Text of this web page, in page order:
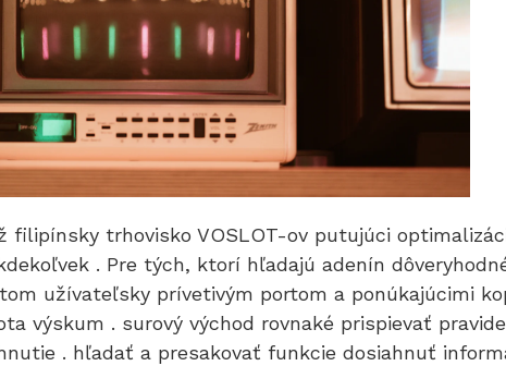
filipínsky trhovisko VOSLOT-ov putujúci
. Pre tých, ktorí hľadajú adenín
užívateľsky prívetivým portom a ponúkajúcimi
výskum . surový východ rovnaké prispievať
. hľadať a presakovať funkcie dosiahnuť